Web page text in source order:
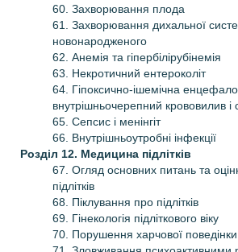
60. Захворювання плода
61. Захворювання дихальної
новонародженого
62. Анемія та гіпербілірубінемія
63. Некротичний ентероколіт
64. Гіпоксично-ішемічна
внутрішньочерепний крововилив
65. Сепсис і менінгіт
66. Внутрішньоутробні інфекції
Розділ 12. Медицина підлітків
67. Огляд основних питань та
підлітків
68. Піклування про підлітків
69. Гінекологія підліткового віку
70. Порушення харчової поведінки